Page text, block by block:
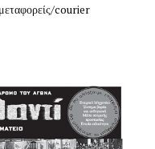
courier